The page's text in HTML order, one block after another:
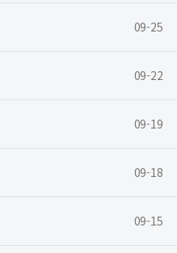
09-25
09-22
09-19
09-18
09-15